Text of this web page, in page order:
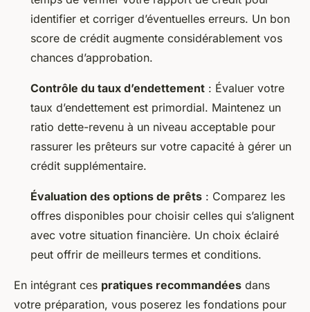
identifier et corriger d’éventuelles erreurs. Un bon
score de crédit augmente considérablement vos
chances d’approbation.
Contrôle du taux d’endettement : Évaluer votre
taux d’endettement est primordial. Maintenez un
ratio dette-revenu à un niveau acceptable pour
rassurer les prêteurs sur votre capacité à gérer un
crédit supplémentaire.
Évaluation des options de prêts : Comparez les
offres disponibles pour choisir celles qui s’alignent
avec votre situation financière. Un choix éclairé
peut offrir de meilleurs termes et conditions.
En intégrant ces pratiques recommandées dans
votre préparation, vous poserez les fondations pour